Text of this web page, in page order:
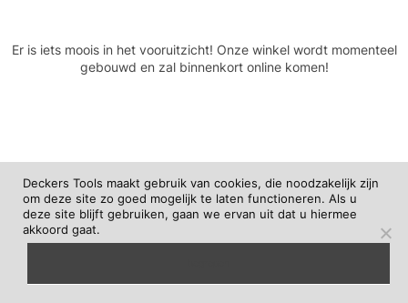
Er is iets moois in het vooruitzicht! Onze winkel wordt momenteel
gebouwd en zal binnenkort online komen!
Deckers Tools maakt gebruik van cookies, die noodzakelijk zijn
om deze site zo goed mogelijk te laten functioneren. Als u
deze site blijft gebruiken, gaan we ervan uit dat u hiermee
akkoord gaat.